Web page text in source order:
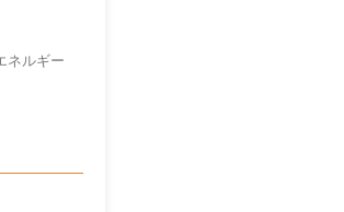
ネルギー